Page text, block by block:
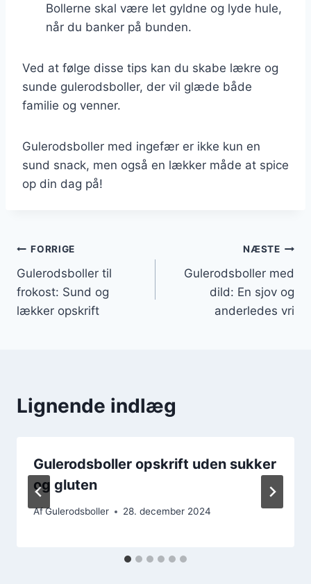
Bollerne skal være let gyldne og lyde hule,
når du banker på bunden.
Ved at følge disse tips kan du skabe lækre og
sunde gulerodsboller, der vil glæde både
familie og venner.
Gulerodsboller med ingefær er ikke kun en
sund snack, men også en lækker måde at spice
op din dag på!
Indlægsnavigation
FORRIGE
Gulerodsboller til
frokost: Sund og
lækker opskrift
NÆSTE
Gulerodsboller med
dild: En sjov og
anderledes vri
Lignende indlæg
Gulerodsboller opskrift uden sukker
og gluten
AfGulerodsboller 28. december 2024